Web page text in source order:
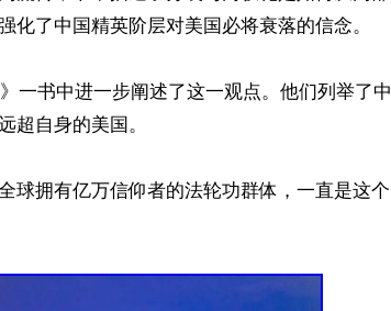
了中国精英阶层对美国必将衰落的信念。
一书中进一步阐述了这一观点。他们列举了中
超自身的美国。
拥有亿万信仰者的法轮功群体，一直是这个